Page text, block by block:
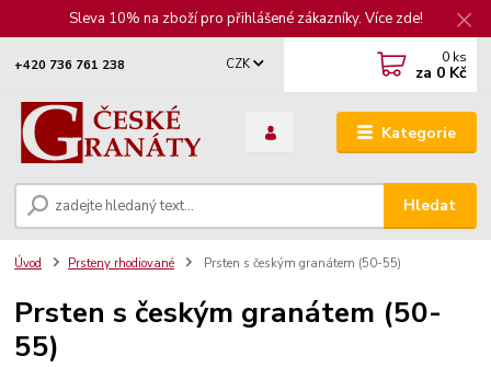
Sleva 10% na zboží pro přihlášené zákazníky. Více zde!
Kategorie
CZK
Hledat
+420 736 761 238 0 ks
za 0 Kč
Úvod Prsteny rhodiované Prsten s českým granátem (50-55)
Prsten s českým granátem (50-
55)